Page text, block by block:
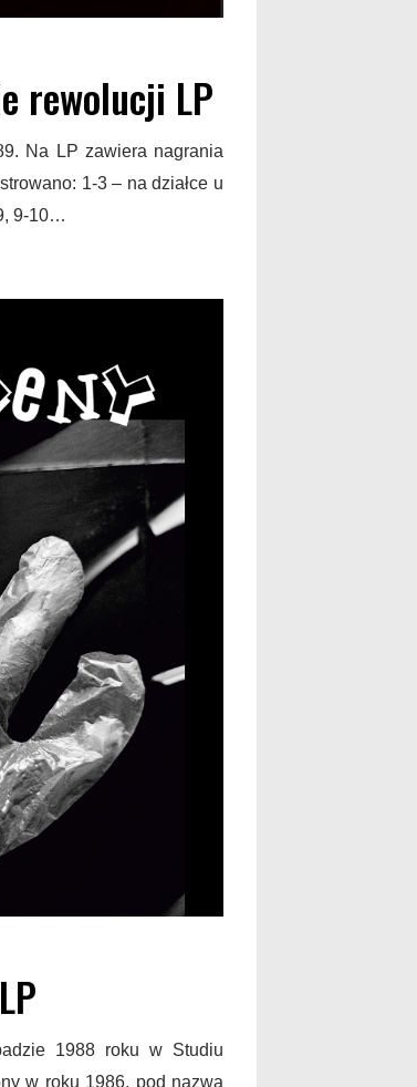
rewolucji LP
Na LP zawiera nagrania
1-3 – na działce u
9-10…
1988 roku w Studiu
w roku 1986, pod nazwą